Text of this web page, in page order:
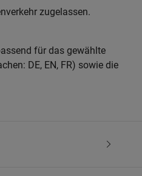
zugelassen.
für das gewählte
DE, EN, FR) sowie die